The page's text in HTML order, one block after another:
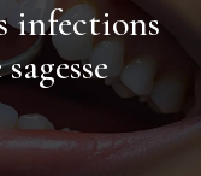
infections